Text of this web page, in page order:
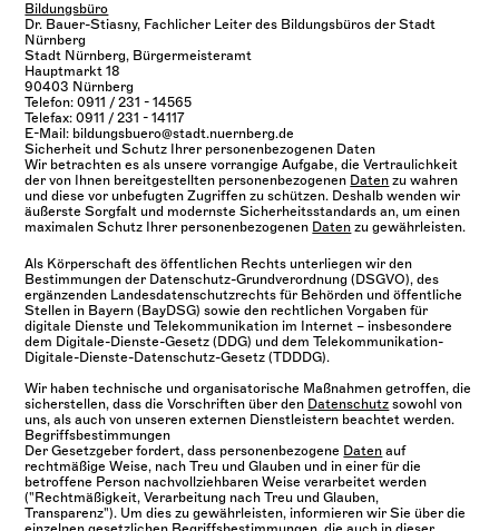
Bildungsbüro
Dr. Bauer-Stiasny, Fachlicher Leiter des Bildungsbüros der Stadt
Nürnberg
Stadt Nürnberg, Bürgermeisteramt
Hauptmarkt 18
90403 Nürnberg
Telefon: 0911 / 231 - 14565
Telefax: 0911 / 231 - 14117
E-Mail: bildungsbuero@stadt.nuernberg.de
Sicherheit und Schutz Ihrer personenbezogenen Daten
Wir betrachten es als unsere vorrangige Aufgabe, die Vertraulichkeit
der von Ihnen bereitgestellten personenbezogenen Daten zu wahren
und diese vor unbefugten Zugriffen zu schützen. Deshalb wenden wir
äußerste Sorgfalt und modernste Sicherheitsstandards an, um einen
maximalen Schutz Ihrer personenbezogenen Daten zu gewährleisten.
Als Körperschaft des öffentlichen Rechts unterliegen wir den
Bestimmungen der Datenschutz-Grundverordnung (DSGVO), des
ergänzenden Landesdatenschutzrechts für Behörden und öffentliche
Stellen in Bayern (BayDSG) sowie den rechtlichen Vorgaben für
digitale Dienste und Telekommunikation im Internet – insbesondere
dem Digitale-Dienste-Gesetz (DDG) und dem Telekommunikation-
Digitale-Dienste-Datenschutz-Gesetz (TDDDG).
Wir haben technische und organisatorische Maßnahmen getroffen, die
sicherstellen, dass die Vorschriften über den Datenschutz sowohl von
uns, als auch von unseren externen Dienstleistern beachtet werden.
Begriffsbestimmungen
Der Gesetzgeber fordert, dass personenbezogene Daten auf
rechtmäßige Weise, nach Treu und Glauben und in einer für die
betroffene Person nachvollziehbaren Weise verarbeitet werden
("Rechtmäßigkeit, Verarbeitung nach Treu und Glauben,
Transparenz"). Um dies zu gewährleisten, informieren wir Sie über die